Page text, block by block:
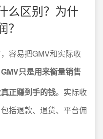
么区别？为什
容易把GMV和实际收
GMV只是用来衡量销售
正赚到手的钱。实际收
括退款、退货、平台佣